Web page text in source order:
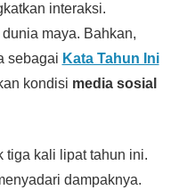
interaksi.
maya. Bahkan,
sebagai Kata Tahun Ini
kondisi media sosial
tiga kali lipat tahun ini.
dampaknya.